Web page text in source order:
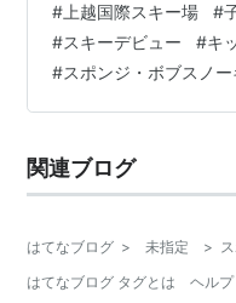
スキースクールの種類
の受付場所 スクールの
料金 受付の様子 事前予
いについて プライベー
月） 感想（20…
# 上越国際スキー場 #
#スキーデビュー #キ
#スポンジ・ボブスノ
関連ブログ
はてなブログ > 未指定 >
はてなブログ タグとは
ヘルプ